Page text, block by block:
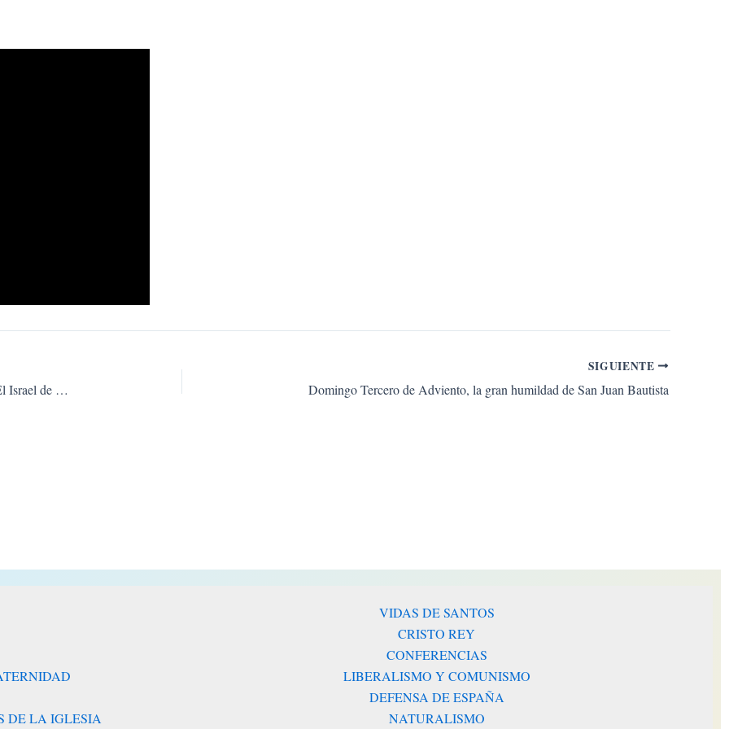
Padre Castellani – La Parusía y el Fin de los Tiempos VI (El Israel de Dios).
SIGUIENTE
Domingo Tercero de Adviento, la gran humildad de San Juan Bautista
DE LA IGLESIA
VIDAS DE SANTOS
CRISTO REY
CONFERENCIAS
LIBERALISMO Y COMUNISMO
DEFENSA DE ESPAÑA
NATURALISMO